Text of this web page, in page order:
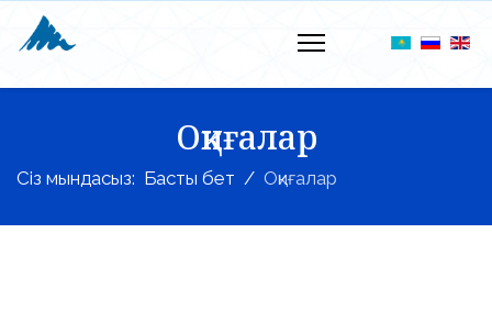
Оқиғалар
Сіз мындасыз: Басты бет Оқиғалар